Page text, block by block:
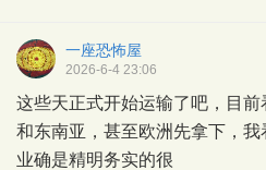
一座恐怖屋
2026-6-4 23:06
这些天正式开始运输了吧，目
和东南亚，甚至欧洲先拿下，
业确是精明务实的很